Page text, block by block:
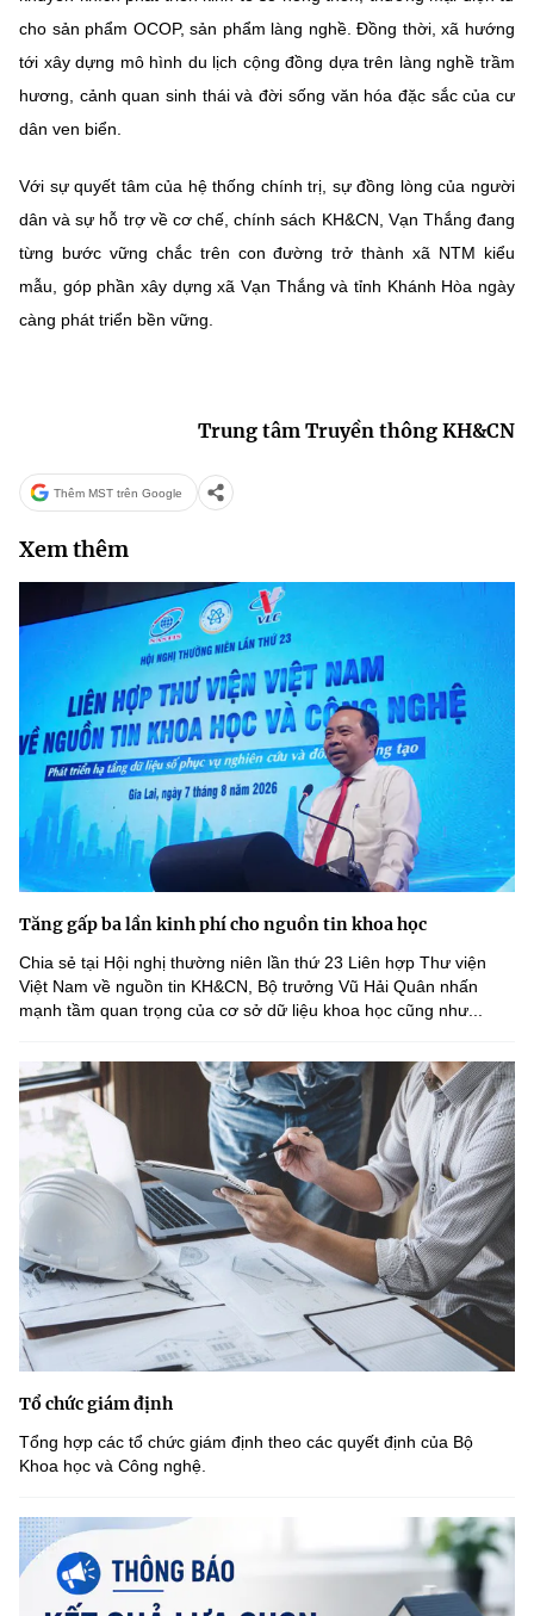
cho sản phẩm OCOP, sản phẩm làng nghề. Đồng thời, xã hướng
tới xây dựng mô hình du lịch cộng đồng dựa trên làng nghề trầm
hương, cảnh quan sinh thái và đời sống văn hóa đặc sắc của cư
dân ven biển.
Với sự quyết tâm của hệ thống chính trị, sự đồng lòng của người
dân và sự hỗ trợ về cơ chế, chính sách KH&CN, Vạn Thắng đang
từng bước vững chắc trên con đường trở thành xã NTM kiểu
mẫu, góp phần xây dựng xã Vạn Thắng và tỉnh Khánh Hòa ngày
càng phát triển bền vững.
Trung tâm Truyền thông KH&CN
Thêm MST trên Google
Xem thêm
Tăng gấp ba lần kinh phí cho nguồn tin khoa học
Chia sẻ tại Hội nghị thường niên lần thứ 23 Liên hợp Thư viện
Việt Nam về nguồn tin KH&CN, Bộ trưởng Vũ Hải Quân nhấn
mạnh tầm quan trọng của cơ sở dữ liệu khoa học cũng như...
Tổ chức giám định
Tổng hợp các tổ chức giám định theo các quyết định của Bộ
Khoa học và Công nghệ.